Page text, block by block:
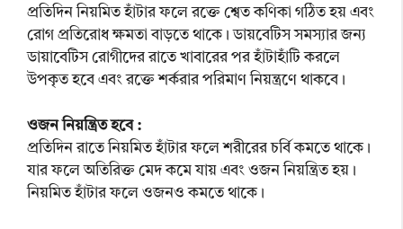
প্রতিদিন নিয়মিত হাঁটার ফলে রক্তে শ্বেত কণিকা গঠিত হয় এবং
রোগ প্রতিরোধ ক্ষমতা বাড়তে থাকে। ডায়বেটিস সমস্যার জন্য
ডায়াবেটিস রোগীদের রাতে খাবারের পর হাঁটাহাঁটি করলে
উপকৃত হবে এবং রক্তে শর্করার পরিমাণ নিয়ন্ত্রণে থাকবে।
ওজন নিয়ন্ত্রিত হবে :
প্রতিদিন রাতে নিয়মিত হাঁটার ফলে শরীরের চর্বি কমতে থাকে।
যার ফলে অতিরিক্ত মেদ কমে যায় এবং ওজন নিয়ন্ত্রিত হয়।
নিয়মিত হাঁটার ফলে ওজনও কমতে থাকে।